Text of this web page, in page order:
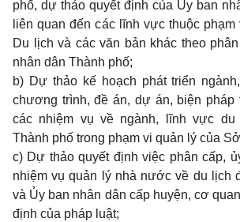
phố, dự thảo quyết định của Ủy ban
liên quan đến các lĩnh vực thuộc
Du lịch và các văn bản khác theo
nhân dân Thành phố;
b) Dự thảo kế hoạch phát triển
chương trình, đề án, dự án, biện pháp
các nhiệm vụ về ngành, lĩnh vực
Thành phố trong phạm vi quản lý của
c) Dự thảo quyết định việc phân cấp,
nhiệm vụ quản lý nhà nước về du lịch
và Ủy ban nhân dân cấp huyện, cơ
định của pháp luật;